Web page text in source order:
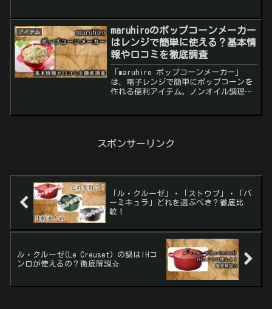
アイテム
maruhiroのポップコーンメーカー
はレンジで簡単に使える？基本情
報や口コミを徹底調査
「maruhiro ポップコーンメーカー」
は、電子レンジで簡単にポップコーンを
作れる便利アイテム。ノンオイル調理が
スポンサーリンク
「ル・クルーゼ」・「ストウブ」・「バ
ーミキュラ」どれを選ぶべき？徹底比
較！
ル・クルーゼ(Le Creuset) の鍋はIHコ
ンロが使えるの？徹底解説☆